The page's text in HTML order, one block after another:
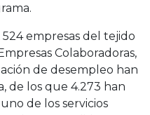
524 empresas del tejido
Colaboradoras,
de desempleo han
de los que 4.273 han
de los servicios